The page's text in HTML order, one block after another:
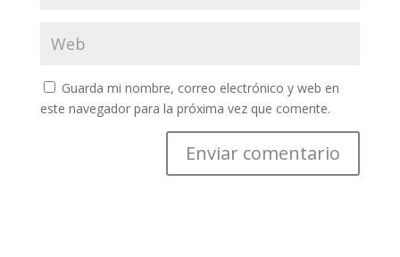
Guarda mi nombre, correo electrónico y web en
este navegador para la próxima vez que comente.